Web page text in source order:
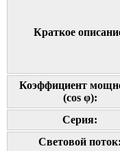
Краткое
Коэффициент
(cos φ):
Серия:
Cветовой поток: